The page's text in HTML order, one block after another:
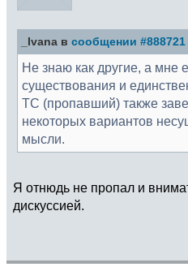
_Ivana в сообщении #888721
Не знаю как другие, а
существования и
ТС (пропавший) также
некоторых вариантов
мысли.
Я отнюдь не пропал и
дискуссией.